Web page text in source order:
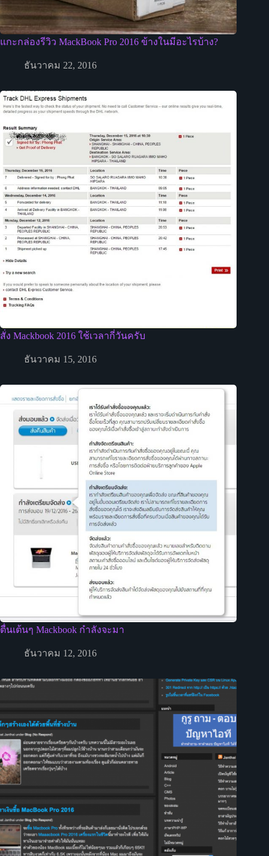
แกะกล่องรีวิว MackBook Pro 2016 ข้างในมีอะไรบ้าง?
ธันวาคม 22, 2016
สั่ง Mackbook 2016 ใช้เวลากี่วันครับ
ธันวาคม 15, 2016
ตื่นเต้นๆ Mackbook กำลังจะมา
ธันวาคม 12, 2016